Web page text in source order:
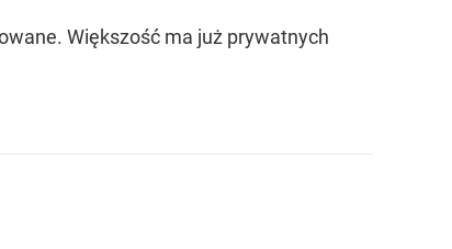
Większość ma już prywatnych